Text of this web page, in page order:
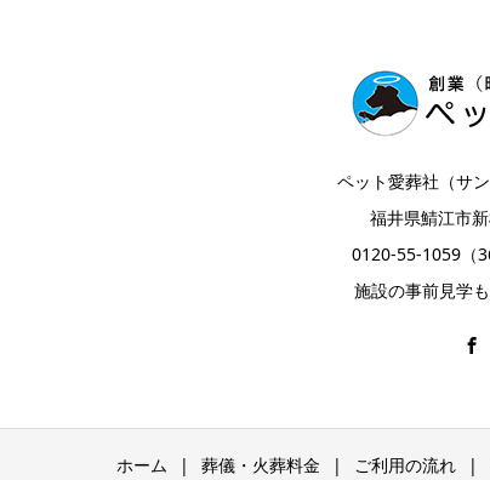
ペット愛葬社（サ
福井県鯖江市
0120-55-1059（
施設の事前見学
ホーム 葬儀・火葬料金 ご利用の流れ